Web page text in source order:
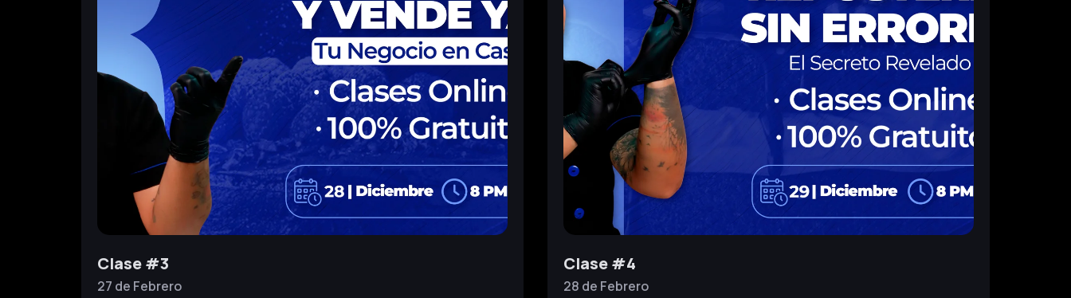
Clase #3
27 de Febrero
Clase #4
28 de Febrero